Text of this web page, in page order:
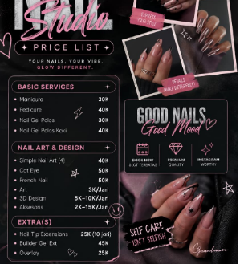
‎BLORA – Wakil Bupati Blora Hj.
Setyorini menghadiri Rapat Anggota
Tahunan (RAT) Kelompok Tani Hutan (KTH)
Masjid Baitur Mulyo yang dig...
Anggota Karang Taruna Urunan
Demi Nobar Indonesia Lawan
Vietnam
Pertandingan sepakbola antara
Tim Indonesia dan Vietnam tidak dilewatkan
begitu saha oleh penggemar bola, termasuk
karang taruna bahkan mere...